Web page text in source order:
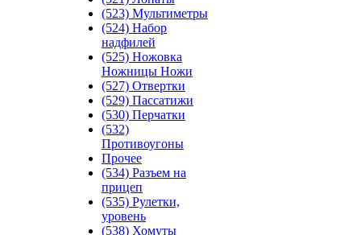
(523) Мультиметры
(524) Набор
надфилей
(525) Ножовка
Ножницы Ножи
(527) Отвертки
(529) Пассатижи
(530) Перчатки
(532)
Противоугоны
Прочее
(534) Разъем на
прицеп
(535) Рулетки,
уровень
(538) Хомуты